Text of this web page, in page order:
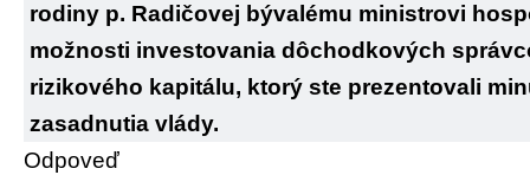
rodiny p. Radičovej bývalému ministrovi
možnosti investovania dôchodkových
rizikového kapitálu, ktorý ste prezentovali
zasadnutia vlády.
Odpoveď